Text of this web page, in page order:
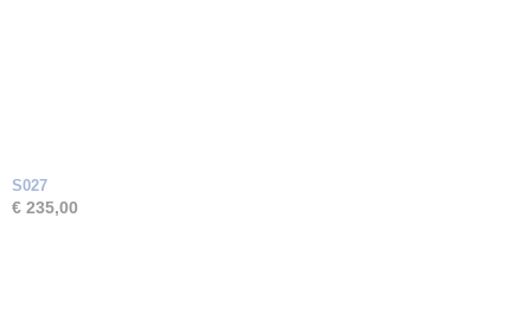
S027
€ 235,00